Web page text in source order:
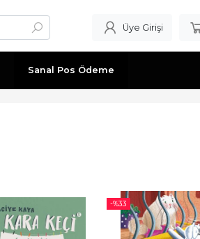
Üye Girişi
Sanal Pos Ödeme
-%33